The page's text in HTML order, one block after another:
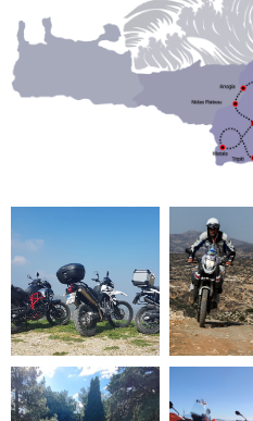
QUI SOMMES-NOUS
BLOG
F.A.Q